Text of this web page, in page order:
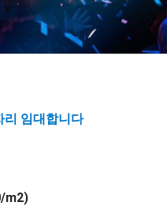
임대합니다
m2)